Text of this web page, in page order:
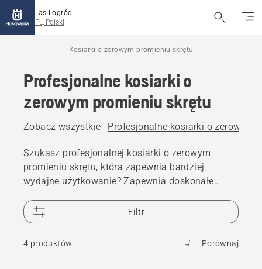
Las i ogród
PL, Polski
Kosiarki o zerowym promieniu skrętu
Profesjonalne kosiarki o
zerowym promieniu skrętu
Zobacz wszystkie Profesjonalne kosiarki o zerowym
Szukasz profesjonalnej kosiarki o zerowym
promieniu skrętu, która zapewnia bardziej
wydajne użytkowanie? Zapewnia doskonałe
180°, które nie pozostawiają żadnego
nieskoszonego źdźbła trawy. Poznaj nasze
profesjonalne kosiarki o zerowym promieniu
skrętu przeznaczone do wymagających
Filtr
4 produktów Porównaj